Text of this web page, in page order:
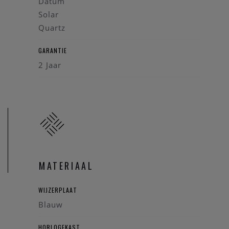
Solar
Quartz
GARANTIE
2 Jaar
MATERIAAL
WIJZERPLAAT
Blauw